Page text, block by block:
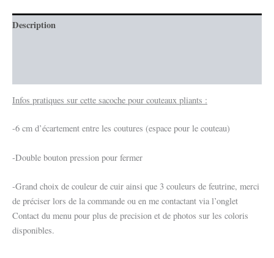
Description
Infos pratiques sur cette sacoche pour couteaux pliants :
-6 cm d’écartement entre les coutures (espace pour le couteau)
-Double bouton pression pour fermer
-Grand choix de couleur de cuir ainsi que 3 couleurs de feutrine, merci
de préciser lors de la commande ou en me contactant via l’onglet
Contact du menu pour plus de precision et de photos sur les coloris
disponibles.